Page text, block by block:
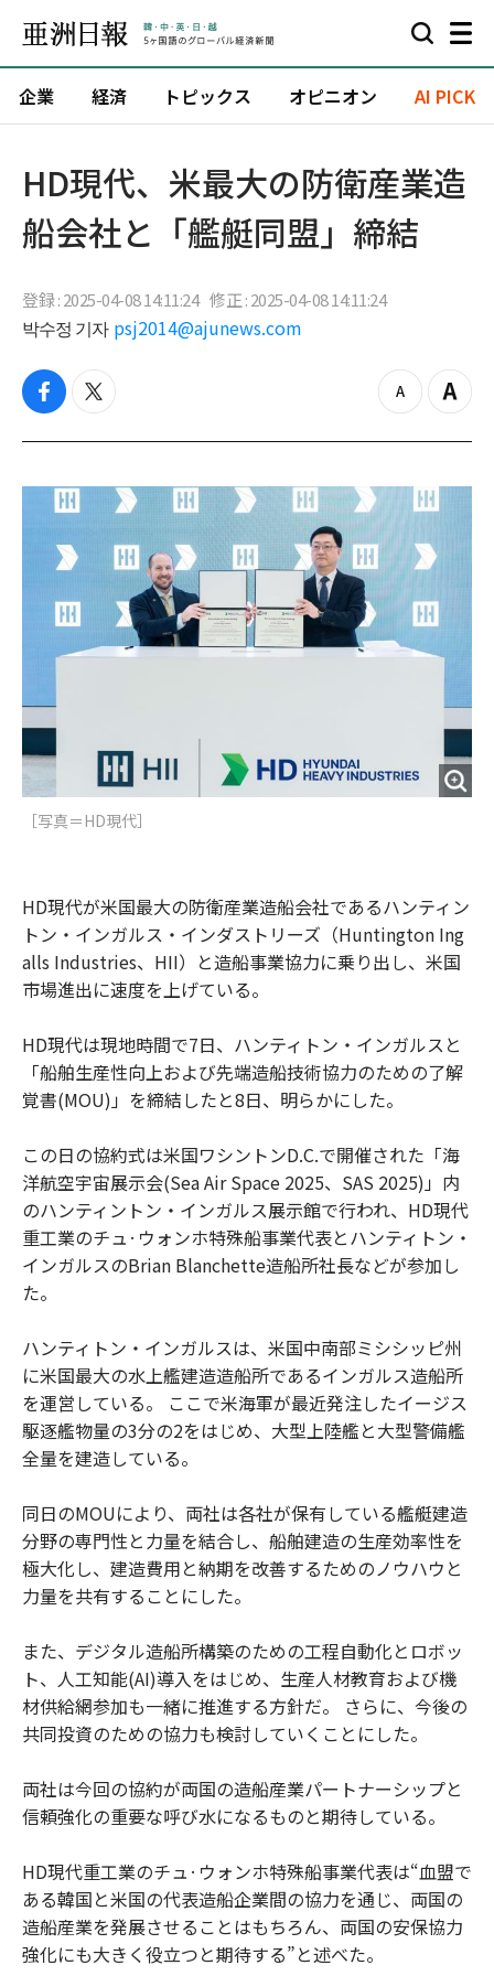
企業 経済 トピックス オピニオン AI PICK
HD現代、米最大の防衛産業造
船会社と「艦艇同盟」締結
登録 : 2025-04-08 14:11:24 修正 : 2025-04-08 14:11:24
박수정 기자 psj2014@ajunews.com
f
c
b
t
i
t
z
o
o
Z
o
i
［写真＝HD現代］
HD現代が米国最大の防衛産業造船会社であるハンティン
トン・インガルス・インダストリーズ（Huntington Ing
alls Industries、HII）と造船事業協力に乗り出し、米国
市場進出に速度を上げている。
HD現代は現地時間で7日、ハンティトン・インガルスと
「船舶生産性向上および先端造船技術協力のための了解
覚書(MOU)」を締結したと8日、明らかにした。
この日の協約式は米国ワシントンD.C.で開催された「海
洋航空宇宙展示会(Sea Air Space 2025、SAS 2025)」内
のハンティントン・インガルス展示館で行われ、HD現代
重工業のチュ·ウォンホ特殊船事業代表とハンティトン・
インガルスのBrian Blanchette造船所社長などが参加し
た。
ハンティトン・インガルスは、米国中南部ミシシッピ州
に米国最大の水上艦建造造船所であるインガルス造船所
を運営している。 ここで米海軍が最近発注したイージス
駆逐艦物量の3分の2をはじめ、大型上陸艦と大型警備艦
全量を建造している。
同日のMOUにより、両社は各社が保有している艦艇建造
分野の専門性と力量を結合し、船舶建造の生産効率性を
極大化し、建造費用と納期を改善するためのノウハウと
力量を共有することにした。
また、デジタル造船所構築のための工程自動化とロボッ
ト、人工知能(AI)導入をはじめ、生産人材教育および機
材供給網参加も一緒に推進する方針だ。 さらに、今後の
共同投資のための協力も検討していくことにした。
両社は今回の協約が両国の造船産業パートナーシップと
信頼強化の重要な呼び水になるものと期待している。
HD現代重工業のチュ·ウォンホ特殊船事業代表は“血盟で
ある韓国と米国の代表造船企業間の協力を通じ、両国の
造船産業を発展させることはもちろん、両国の安保協力
強化にも大きく役立つと期待する”と述べた。